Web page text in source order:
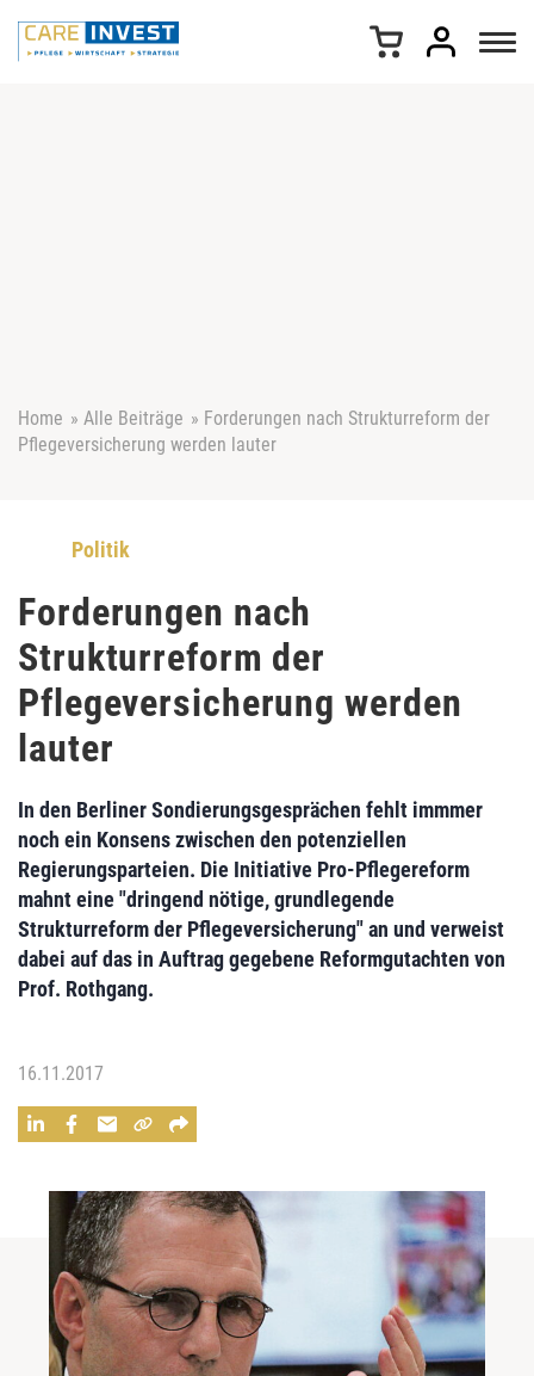
Home » Alle Beiträge » Forderungen nach Strukturreform der
Pflegeversicherung werden lauter
Politik
Forderungen nach
Strukturreform der
Pflegeversicherung werden
lauter
In den Berliner Sondierungsgesprächen fehlt immmer
noch ein Konsens zwischen den potenziellen
Regierungsparteien. Die Initiative Pro-Pflegereform
mahnt eine "dringend nötige, grundlegende
Strukturreform der Pflegeversicherung" an und verweist
dabei auf das in Auftrag gegebene Reformgutachten von
Prof. Rothgang.
16.11.2017